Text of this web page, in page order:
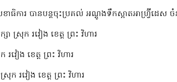
ាធិការ បានបន្តចុះប្រគល់ អណ្ដូងទឹកស្អាតអាហ្វ្រ៊ីដេ
ស្រុក រវៀង ខេត្ត ព្រះ វិហារ
វៀង ខេត្ត ព្រះ វិហារ
រវៀង ខេត្ត ព្រះ វិហារ